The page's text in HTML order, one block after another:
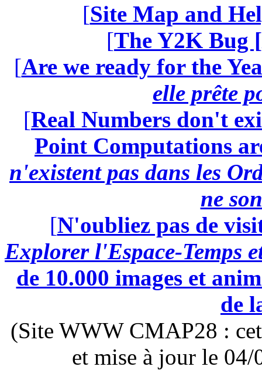
[Site Map and
[The Y2K Bug [
[Are we ready for the
elle prête
[Real Numbers don't
Point Computations
n'existent pas dans les
ne
[N'oubliez pas de
Explorer l'Espace-Temps
de 10.000 images et
de
(Site WWW CMAP28 :
et mise à jour le